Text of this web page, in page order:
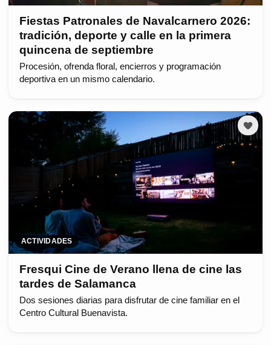
Fiestas Patronales de Navalcarnero 2026:
tradición, deporte y calle en la primera
quincena de septiembre
Procesión, ofrenda floral, encierros y programación
deportiva en un mismo calendario.
ACTIVIDADES
Fresqui Cine de Verano llena de cine las
tardes de Salamanca
Dos sesiones diarias para disfrutar de cine familiar en el
Centro Cultural Buenavista.